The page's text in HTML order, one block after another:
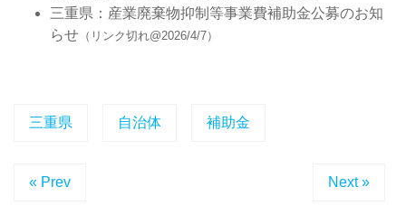
三重県：産業廃棄物抑制等事業費補助金公募のお知
らせ （リンク切れ@2026/4/7）
三重県 自治体 補助金
« Prev Next »